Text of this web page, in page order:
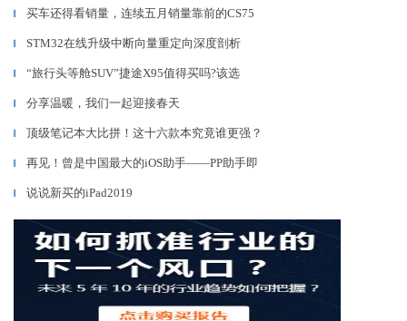
▎ 买车还得看销量，连续五月销量靠前的CS75
▎ STM32在线升级中断向量重定向深度剖析
▎ “旅行头等舱SUV”捷途X95值得买吗?该选
▎ 分享温暖，我们一起迎接春天
▎ 顶级笔记本大比拼！这十六款本究竟谁更强？
▎ 再见！曾是中国最大的iOS助手——PP助手即
▎ 说说新买的iPad2019